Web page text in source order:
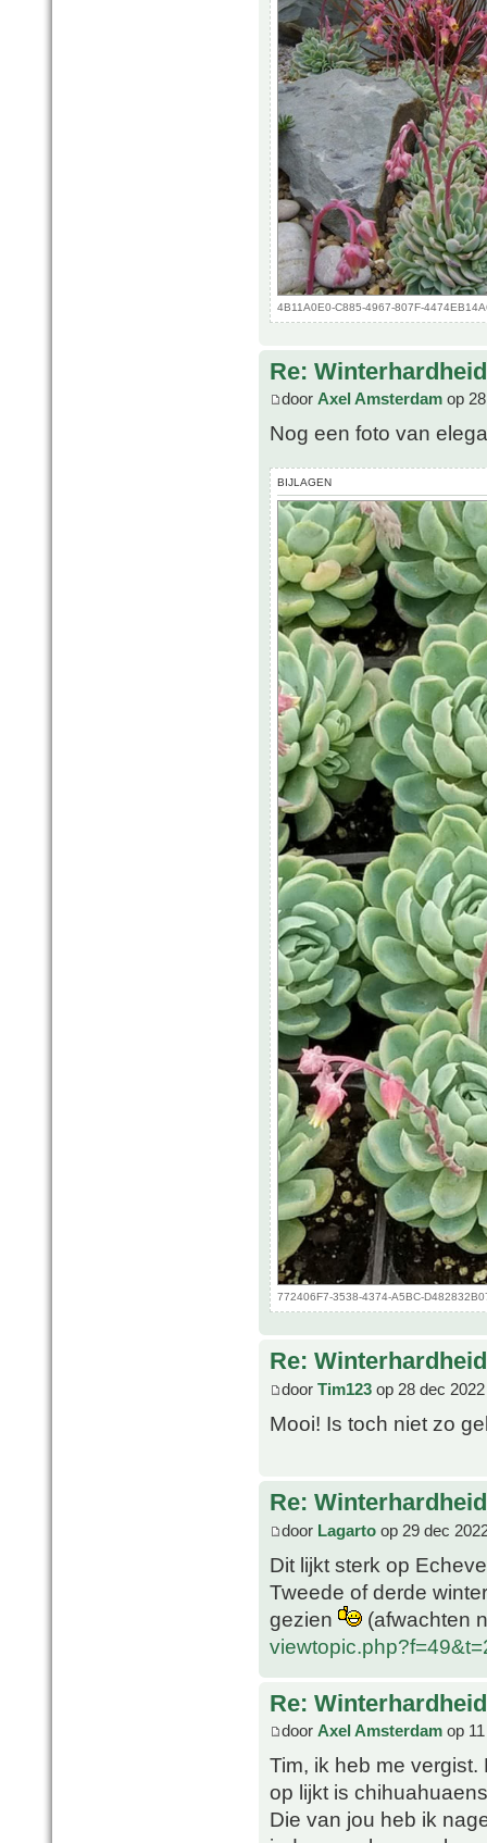
4B11A0E0-C885-4967-807F-
Re:
door Axel Amsterdam op
Nog een foto van
BIJLAGEN
772406F7-3538-4374-A5BC-
Re:
door Tim123 op 28 dec
Mooi! Is toch niet zo
Re:
door Lagarto op 29 dec
Dit lijkt sterk op
Tweede of derde
gezien
(afwachten
Re:
door Axel Amsterdam op
Tim, ik heb me
op lijkt is
Die van jou heb ik